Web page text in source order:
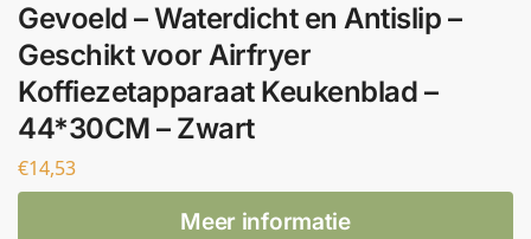
Gevoeld – Waterdicht en Antislip –
Geschikt voor Airfryer
Koffiezetapparaat Keukenblad –
44*30CM – Zwart
€14,53
Meer informatie